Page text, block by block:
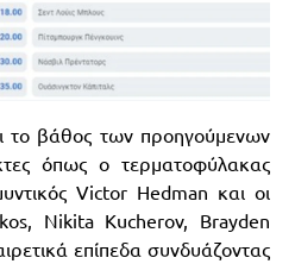
το βάθος των προηγούμενων
όπως ο τερματοφύλακας
Victor Hedman και οι
Nikita Kucherov, Brayden
επίπεδα συνδυάζοντας